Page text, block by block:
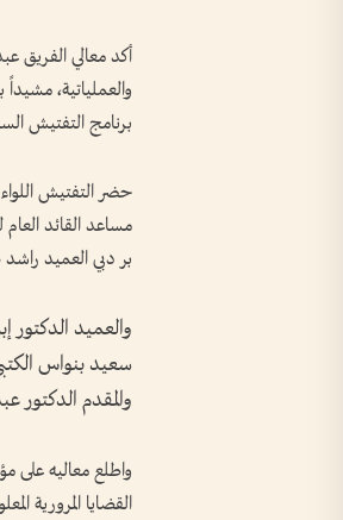
أكد معالي الفريق
برنامج التفتيش
حضر التفتيش
مساعد القائد العام
بر دبي العميد
والعميد الدكتور
سعيد بنواس
والمقدم